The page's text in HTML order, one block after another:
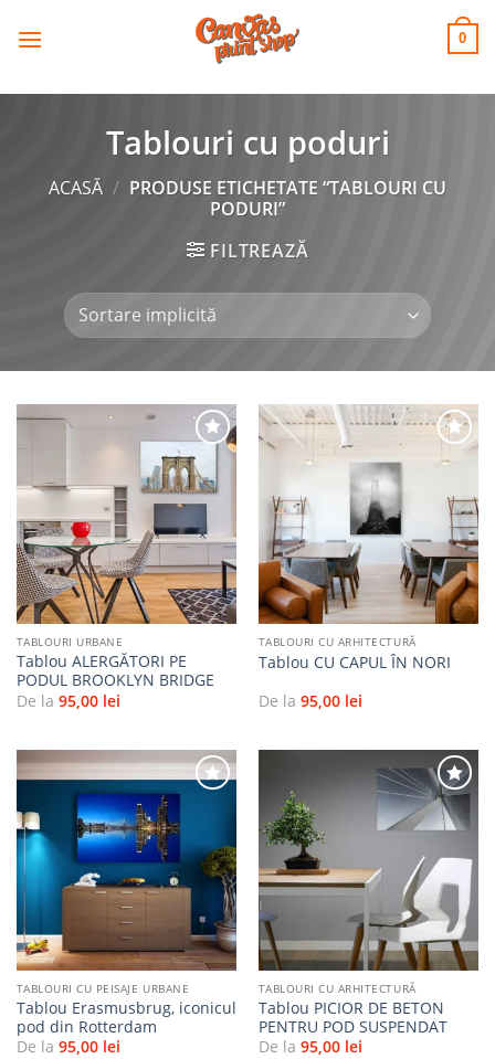
CANVAS
PRINT SHOP 0
Tablouri cu poduri
ACASĂ / PRODUSE ETICHETATE “TABLOURI CU
PODURI”
FILTREAZĂ
Adaugă
favorite
TABLOURI URBANE
Tablou ALERGĂTORI PE
PODUL BROOKLYN BRIDGE
De la 95,00 lei
Adaugă
la
favorite
TABLOURI CU ARHITECTURĂ
Tablou CU CAPUL ÎN NORI
De la 95,00 lei
Adaugă
la
favorite
TABLOURI CU PEISAJE URBANE
Tablou Erasmusbrug, iconicul
pod din Rotterdam
De la 95,00 lei
la
favorite
TABLOURI CU ARHITECTURĂ
Tablou PICIOR DE BETON
PENTRU POD SUSPENDAT
De la 95,00 lei